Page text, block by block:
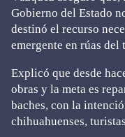
Gobierno del Estado
destinó el recurso
emergente en rúas
Explicó que desde
obras y la meta es
baches, con la
chihuahuenses,